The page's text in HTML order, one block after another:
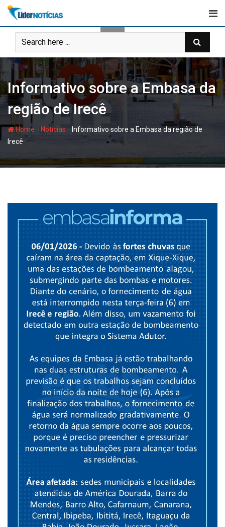
Skip
content
Informativo sobre a Embasa da
região de Irecê
Home Notícias - Informativo sobre a Embasa da região de
Irecê